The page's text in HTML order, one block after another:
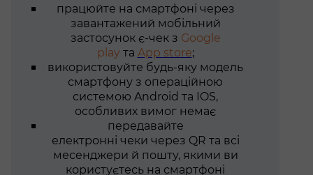
працюйте на смартфоні через
завантажений мобільний
застосунок є-чек з Google
play та App store;
використовуйте будь-яку модель
смартфону з операційною
системою Android та IOS,
особливих вимог немає
передавайте
електронні чеки через QR та всі
месенджери й пошту, якими ви
користуєтесь на смартфоні